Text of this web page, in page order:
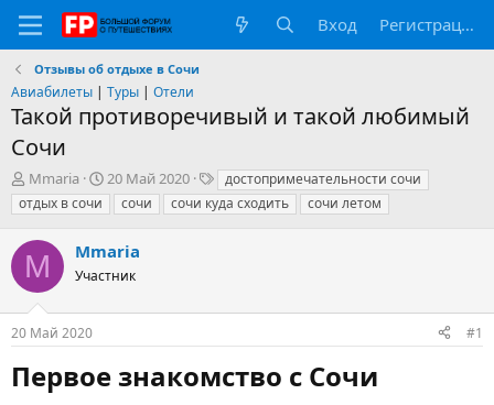
Вход Регистрация
Отзывы об отдыхе в Сочи
Авиабилеты | Туры | Отели
Такой противоречивый и такой любимый
Сочи
А
в
т
о
р
т
е
м
ы
Mmaria
Д
а
т
н
а
а
20 Май 2020
Т
е
г
достопримечательности сочи
отдых в сочи
сочи сочи куда сходить сочи летом
M Mmaria
Участник
20 Май 2020 #1
Первое знакомство с Сочи​